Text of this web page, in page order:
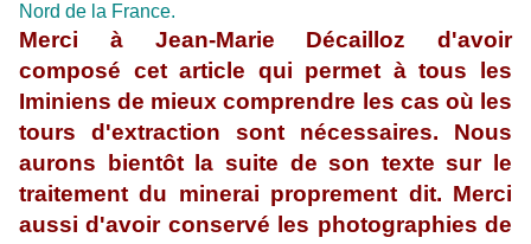
Nord de la France.
Merci à Jean-Marie Décailloz d'avoir
composé cet article qui permet à tous les
Iminiens de mieux comprendre les cas où les
tours d'extraction sont nécessaires. Nous
aurons bientôt la suite de son texte sur le
traitement du minerai proprement dit. Merci
aussi d'avoir conservé les photographies de